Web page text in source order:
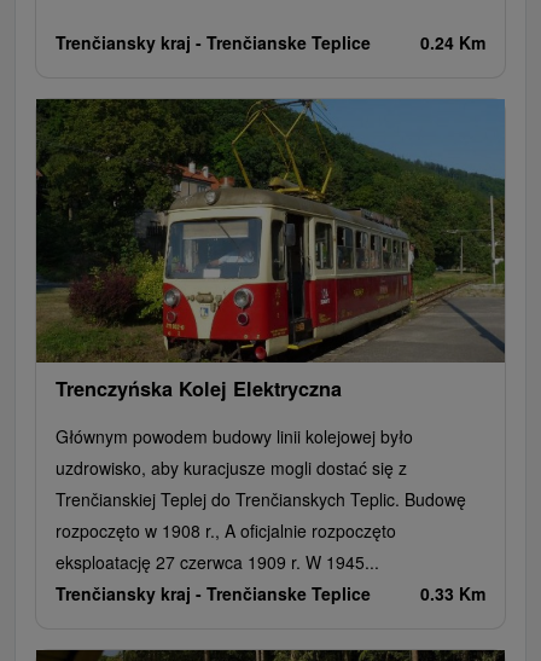
Trenčiansky kraj - Trenčianske Teplice 0.24 Km
Trenczyńska Kolej Elektryczna
Głównym powodem budowy linii kolejowej było
uzdrowisko, aby kuracjusze mogli dostać się z
Trenčianskiej Teplej do Trenčianskych Teplic. Budowę
rozpoczęto w 1908 r., A oficjalnie rozpoczęto
eksploatację 27 czerwca 1909 r. W 1945...
Trenčiansky kraj - Trenčianske Teplice 0.33 Km